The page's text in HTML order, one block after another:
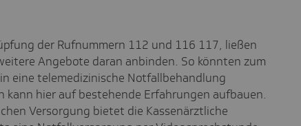
der Rufnummern 112 und 116 117, ließen
Angebote daran anbinden. So könnten zum
eine telemedizinische Notfallbehandlung
kann hier auf bestehende Erfahrungen aufbauen.
Versorgung bietet die Kassenärztliche